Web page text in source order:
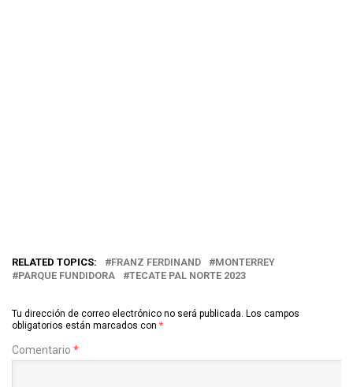
RELATED TOPICS: FRANZ FERDINAND
MONTERREY
PARQUE FUNDIDORA
TECATE PAL NORTE 2023
Tu dirección de correo electrónico no será publicada. Los campos
obligatorios están marcados con *
Comentario *